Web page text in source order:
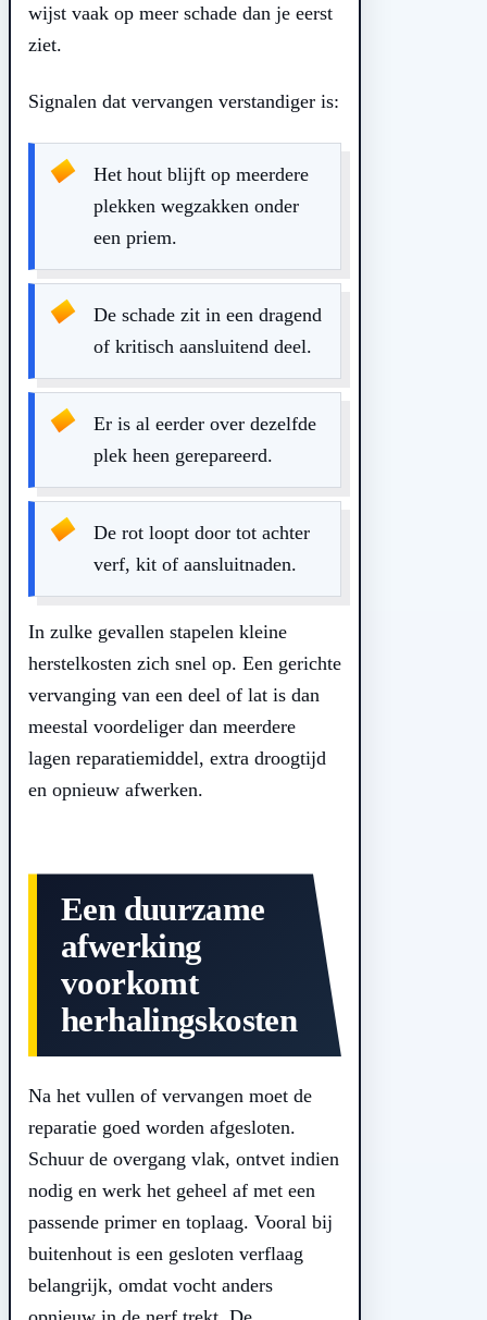
wijst vaak op meer schade dan je eerst
ziet.
Signalen dat vervangen verstandiger is:
Het hout blijft op meerdere
plekken wegzakken onder
een priem.
De schade zit in een dragend
of kritisch aansluitend deel.
Er is al eerder over dezelfde
plek heen gerepareerd.
De rot loopt door tot achter
verf, kit of aansluitnaden.
In zulke gevallen stapelen kleine
herstelkosten zich snel op. Een gerichte
vervanging van een deel of lat is dan
meestal voordeliger dan meerdere
lagen reparatiemiddel, extra droogtijd
en opnieuw afwerken.
Een duurzame
afwerking
voorkomt
herhalingskosten
Na het vullen of vervangen moet de
reparatie goed worden afgesloten.
Schuur de overgang vlak, ontvet indien
nodig en werk het geheel af met een
passende primer en toplaag. Vooral bij
buitenhout is een gesloten verflaag
belangrijk, omdat vocht anders